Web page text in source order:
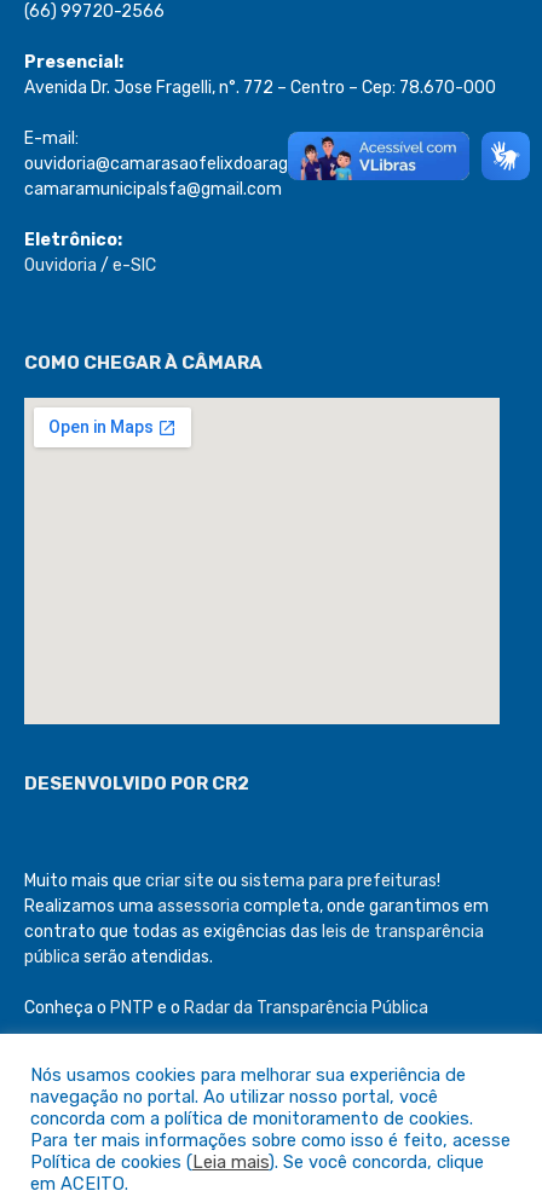
(66) 99720-2566
Presencial:
Avenida Dr. Jose Fragelli, n°. 772 – Centro – Cep: 78.670-000
E-mail:
ouvidoria@camarasaofelixdoaraguaia.mt.gov.br
camaramunicipalsfa@gmail.com
Eletrônico:
Ouvidoria / e-SIC
COMO CHEGAR À CÂMARA
DESENVOLVIDO POR CR2
Muito mais que criar site ou sistema para prefeituras!
Realizamos uma assessoria completa, onde garantimos em
contrato que todas as exigências das leis de transparência
pública serão atendidas.
Conheça o PNTP e o Radar da Transparência Pública
Todos os direitos reservados a Câmara de São Félix do Araguaia
Nós usamos cookies para melhorar sua experiência de
navegação no portal. Ao utilizar nosso portal, você
concorda com a política de monitoramento de cookies.
Para ter mais informações sobre como isso é feito, acesse
Política de cookies (Leia mais). Se você concorda, clique
em ACEITO.